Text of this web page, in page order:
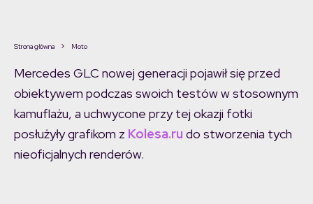
Strona główna Moto
Mercedes GLC nowej generacji pojawił się przed
obiektywem podczas swoich testów w stosownym
kamuflażu, a uchwycone przy tej okazji fotki
posłużyły grafikom z Kolesa.ru do stworzenia tych
nieoficjalnych renderów.